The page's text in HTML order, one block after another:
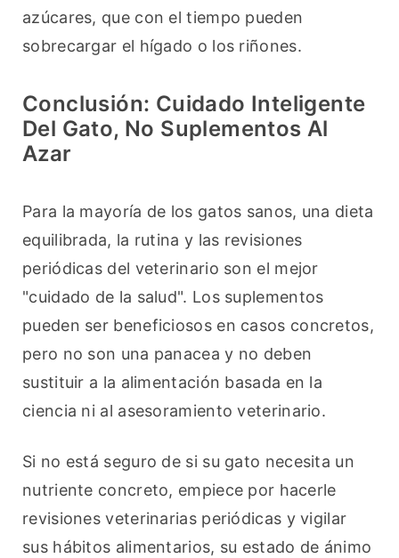
azúcares, que con el tiempo pueden
sobrecargar el hígado o los riñones.
Conclusión: Cuidado Inteligente
Del Gato, No Suplementos Al
Azar
Para la mayoría de los gatos sanos, una dieta
equilibrada, la rutina y las revisiones
periódicas del veterinario son el mejor
"cuidado de la salud". Los suplementos
pueden ser beneficiosos en casos concretos,
pero no son una panacea y no deben
sustituir a la alimentación basada en la
ciencia ni al asesoramiento veterinario.
Si no está seguro de si su gato necesita un
nutriente concreto, empiece por hacerle
revisiones veterinarias periódicas y vigilar
sus hábitos alimentarios, su estado de ánimo